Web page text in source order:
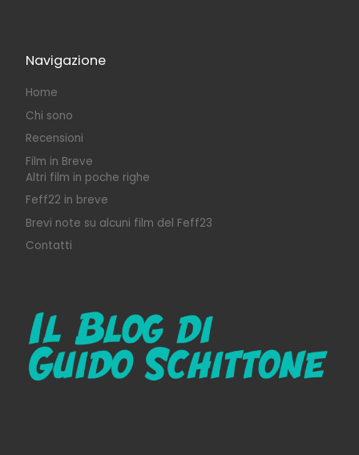
Navigazione
Home
Chi sono
Recensioni
Film in Breve
Altri film in poche righe
Feff22 in breve
Brevi note su alcuni film del Feff23
Contatti